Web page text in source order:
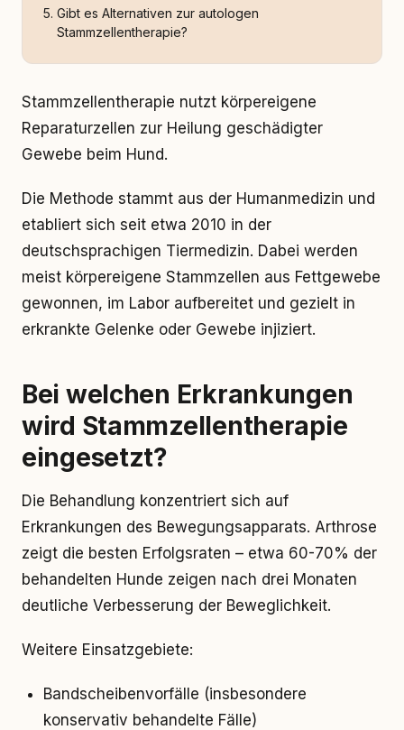
Gibt es Alternativen zur autologen
Stammzellentherapie?
Stammzellentherapie nutzt körpereigene
Reparaturzellen zur Heilung geschädigter
Gewebe beim Hund.
Die Methode stammt aus der Humanmedizin und
etabliert sich seit etwa 2010 in der
deutschsprachigen Tiermedizin. Dabei werden
meist körpereigene Stammzellen aus Fettgewebe
gewonnen, im Labor aufbereitet und gezielt in
erkrankte Gelenke oder Gewebe injiziert.
Bei welchen Erkrankungen
wird Stammzellentherapie
eingesetzt?
Die Behandlung konzentriert sich auf
Erkrankungen des Bewegungsapparats. Arthrose
zeigt die besten Erfolgsraten – etwa 60-70% der
behandelten Hunde zeigen nach drei Monaten
deutliche Verbesserung der Beweglichkeit.
Weitere Einsatzgebiete:
Bandscheibenvorfälle (insbesondere
konservativ behandelte Fälle)